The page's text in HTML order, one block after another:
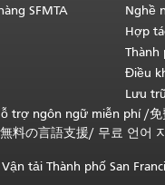
SFMTA
Nghề
Hợp
Thành
Điều
Lưu
trợ ngôn ngữ miễn phí /免
無料の言語支援/ 무료 언어
tải Thành phố San